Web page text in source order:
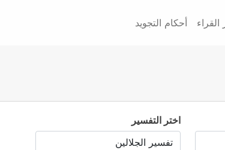
أحكام التجويد
اختر التفسير